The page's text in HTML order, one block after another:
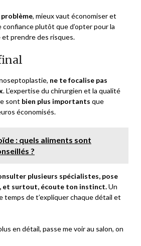
, mieux vaut économiser et
plutôt que d’opter pour la
prendre des risques.
ne te focalise pas
. L’expertise du chirurgien et la qualité
sont bien plus importants que
économisés.
: quels aliments sont
?
plusieurs spécialistes, pose
et surtout, écoute ton instinct.Un
temps de t’expliquer chaque détail et
en détail, passe me voir au salon, on